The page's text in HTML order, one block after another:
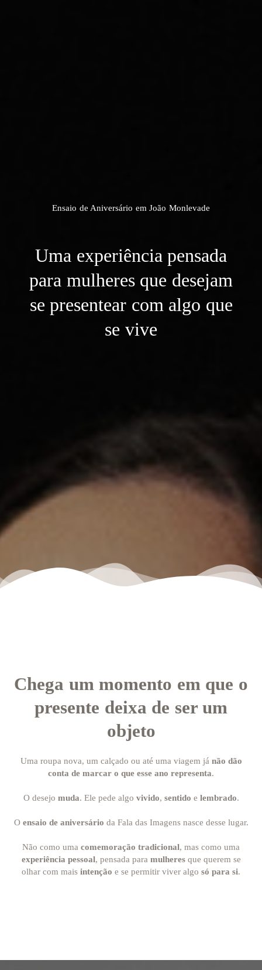
Ensaio de Aniversário em João Monlevade
Uma experiência pensada
para mulheres que desejam
se presentear com algo que
se vive
Chega um momento em que o
presente deixa de ser um
objeto
Uma roupa nova, um calçado ou até uma viagem já não dão
conta de marcar o que esse ano representa.
O desejo muda. Ele pede algo vivido, sentido e lembrado.
O ensaio de aniversário da Fala das Imagens nasce desse lugar.
Não como uma comemoração tradicional, mas como uma
experiência pessoal, pensada para mulheresque querem se
olhar com mais intenção e se permitir viver algo só para si.